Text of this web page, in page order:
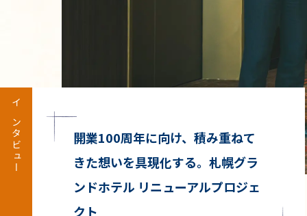
SPECIALTY IN
【SPECIALTY IN】展示プランニ
ング（ビジネス空間）